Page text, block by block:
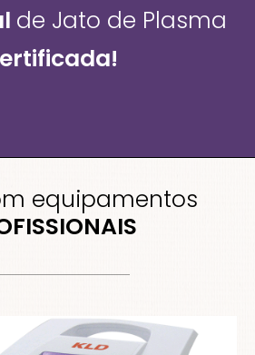
de Jato de Plasma
equipamentos